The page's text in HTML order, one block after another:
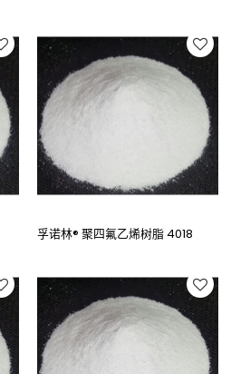
孚诺林® 聚四氟乙烯树脂 4018